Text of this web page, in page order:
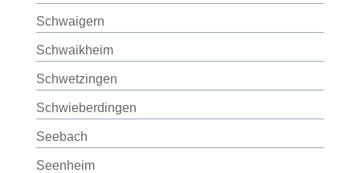
Schwaigern
Schwaikheim
Schwetzingen
Schwieberdingen
Seebach
Seenheim